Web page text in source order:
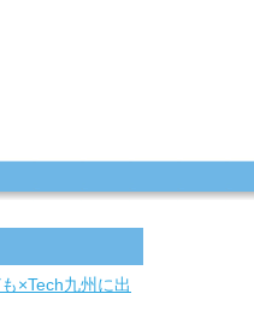
×Tech九州に出